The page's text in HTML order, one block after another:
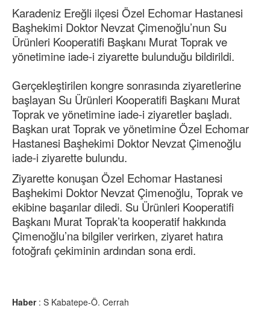
Karadeniz Ereğli ilçesi Özel Echomar Hastanesi
Başhekimi Doktor Nevzat Çimenoğlu’nun Su
Ürünleri Kooperatifi Başkanı Murat Toprak ve
yönetimine iade-i ziyarette bulunduğu bildirildi.
Gerçekleştirilen kongre sonrasında ziyaretlerine
başlayan Su Ürünleri Kooperatifi Başkanı Murat
Toprak ve yönetimine iade-i ziyaretler başladı.
Başkan urat Toprak ve yönetimine Özel Echomar
Hastanesi Başhekimi Doktor Nevzat Çimenoğlu
iade-i ziyarette bulundu.
Ziyarette konuşan Özel Echomar Hastanesi
Başhekimi Doktor Nevzat Çimenoğlu, Toprak ve
ekibine başarılar diledi. Su Ürünleri Kooperatifi
Başkanı Murat Toprak’ta kooperatif hakkında
Çimenoğlu’na bilgiler verirken, ziyaret hatıra
fotoğrafı çekiminin ardından sona erdi.
Haber: S Kabatepe-Ö. Cerrah